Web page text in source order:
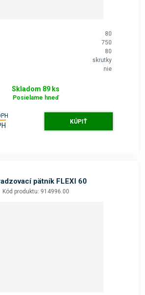
80
750
80
skrutky
nie
Skladom 89 ks
Posielame hneď
KÚPIŤ
pätník FLEXI 60
Kód produktu: 914996.00